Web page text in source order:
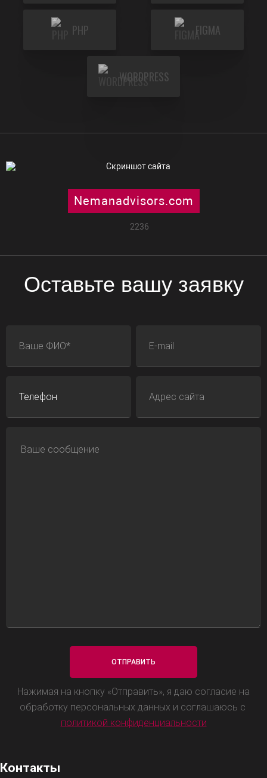
PHP FIGMA
WORDPRESS
Nemanadvisors.com
2236
Оставьте вашу заявку
Нажимая на кнопку «Отправить», я даю согласие на
обработку персональных данных и соглашаюсь с
политикой конфиденциальности
Контакты